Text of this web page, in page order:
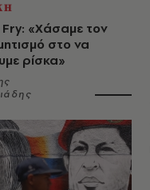
«Χάσαμε τον
στο να
ρίσκα»